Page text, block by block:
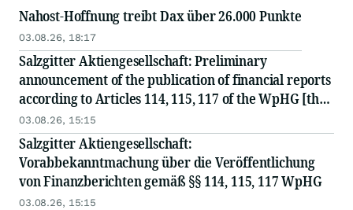
Nahost-Hoffnung treibt Dax über 26.000 Punkte
03.08.26, 18:17
Salzgitter Aktiengesellschaft: Preliminary
announcement of the publication of financial reports
according to Articles 114, 115, 117 of the WpHG [the
German Securities Act]
03.08.26, 15:15
Salzgitter Aktiengesellschaft:
Vorabbekanntmachung über die Veröffentlichung
von Finanzberichten gemäß §§ 114, 115, 117 WpHG
03.08.26, 15:15